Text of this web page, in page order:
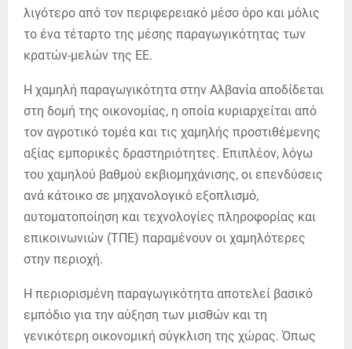
λιγότερο από τον περιφερειακό μέσο όρο και μόλις
το ένα τέταρτο της μέσης παραγωγικότητας των
κρατών-μελών της ΕΕ.
Η χαμηλή παραγωγικότητα στην Αλβανία αποδίδεται
στη δομή της οικονομίας, η οποία κυριαρχείται από
τον αγροτικό τομέα και τις χαμηλής προστιθέμενης
αξίας εμπορικές δραστηριότητες. Επιπλέον, λόγω
του χαμηλού βαθμού εκβιομηχάνισης, οι επενδύσεις
ανά κάτοικο σε μηχανολογικό εξοπλισμό,
αυτοματοποίηση και τεχνολογίες πληροφορίας και
επικοινωνιών (ΤΠΕ) παραμένουν οι χαμηλότερες
στην περιοχή.
Η περιορισμένη παραγωγικότητα αποτελεί βασικό
εμπόδιο για την αύξηση των μισθών και τη
γενικότερη οικονομική σύγκλιση της χώρας. Όπως